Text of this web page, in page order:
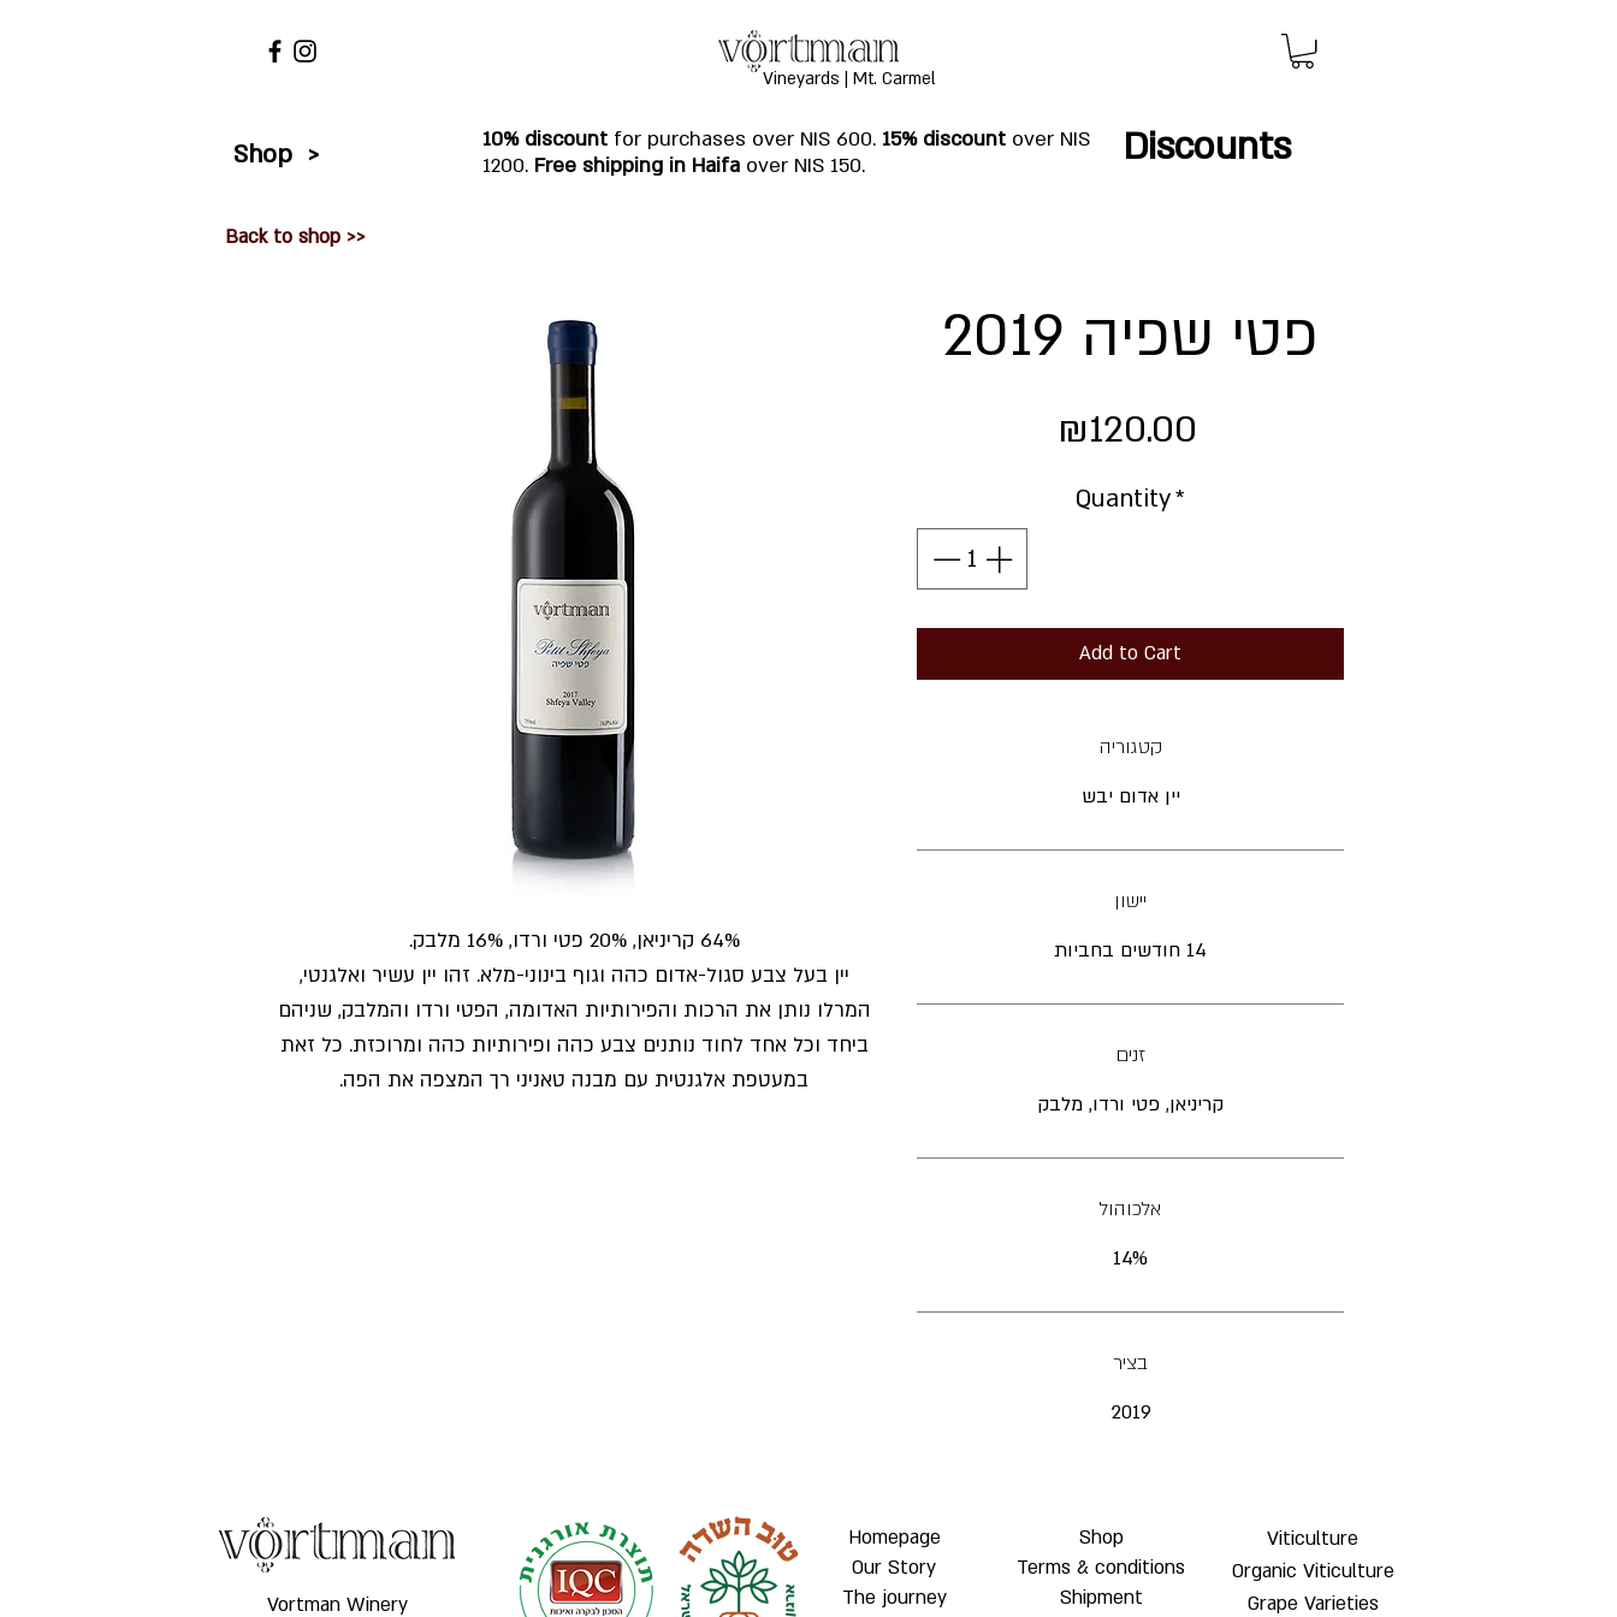
Vineyards | Mt. Carmel
Discounts
10% discount for purchases over NIS 600. 15% discount over NIS
1200. Free shipping in Haifa over NIS 150.
Shop >
Back to shop >>
64% קריניאן, 20% פטי ורדו, 16% מלבק.
יין בעל צבע סגול-אדום כהה וגוף בינוני-מלא. זהו יין עשיר ואלגנטי,
המרלו נותן את הרכות והפירותיות האדומה, הפטי ורדו והמלבק, שניהם
ביחד וכל אחד לחוד נותנים צבע כהה ופירותיות כהה ומרוכזת. כל זאת
במעטפת אלגנטית עם מבנה טאניני רך המצפה את הפה.
פטי שפיה 2019
₪120.00
Quantity*
Add to Cart
קטגוריה
יין אדום יבש
יישון
14 חודשים בחביות
זנים
קריניאן, פטי ורדו, מלבק
אלכוהול
14%
בציר
2019
Vortman Winery
Viticulture
Organic Viticulture
Grape Varieties
Shop
Terms & conditions
Shipment
Homepage
Our Story
The journey